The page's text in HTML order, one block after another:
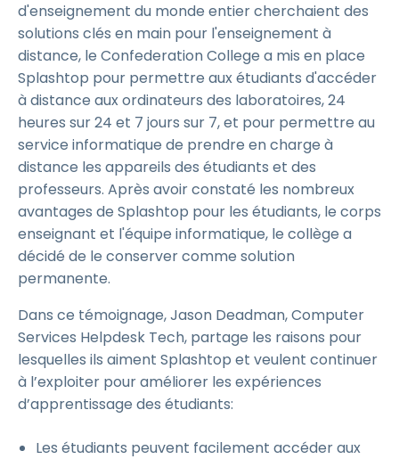
d'enseignement du monde entier cherchaient des
solutions clés en main pour l'enseignement à
distance, le Confederation College a mis en place
Splashtop pour permettre aux étudiants d'accéder
à distance aux ordinateurs des laboratoires, 24
heures sur 24 et 7 jours sur 7, et pour permettre au
service informatique de prendre en charge à
distance les appareils des étudiants et des
professeurs. Après avoir constaté les nombreux
avantages de Splashtop pour les étudiants, le corps
enseignant et l'équipe informatique, le collège a
décidé de le conserver comme solution
permanente.
Dans ce témoignage, Jason Deadman, Computer
Services Helpdesk Tech, partage les raisons pour
lesquelles ils aiment Splashtop et veulent continuer
à l’exploiter pour améliorer les expériences
d’apprentissage des étudiants:
Les étudiants peuvent facilement accéder aux